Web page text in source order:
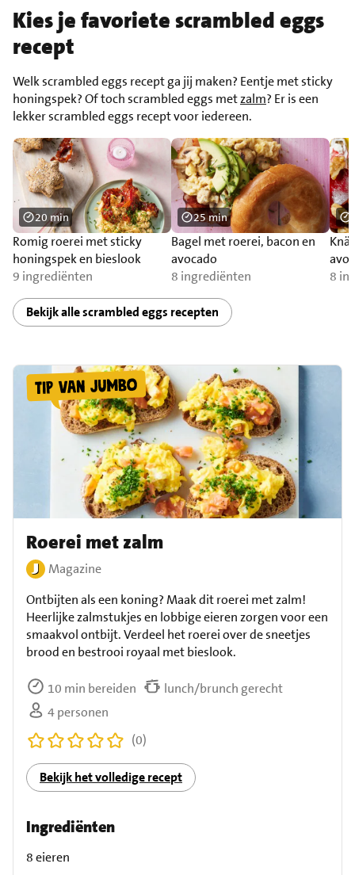
Kies je favoriete scrambled eggs
recept
Welk scrambled eggs recept ga jij maken? Eentje met sticky
honingspek? Of toch scrambled eggs metzalm? Er is een
lekker scrambled eggs recept voor iedereen.
Romig roerei met sticky
honingspek en bieslook
9 ingrediënten
20 min
Bagel met roerei, bacon en
avocado
8 ingrediënten
25 min
8
Bekijk alle scrambled eggs recepten
Roerei met zalm
Magazine
Ontbijten als een koning? Maak dit roerei met zalm!
Heerlijke zalmstukjes en lobbige eieren zorgen voor een
smaakvol ontbijt. Verdeel het roerei over de sneetjes
brood en bestrooi royaal met bieslook.
10 min bereiden
lunch/brunch gerecht
4 personen
(0)
Bekijk het volledige recept
Ingrediënten
8 eieren